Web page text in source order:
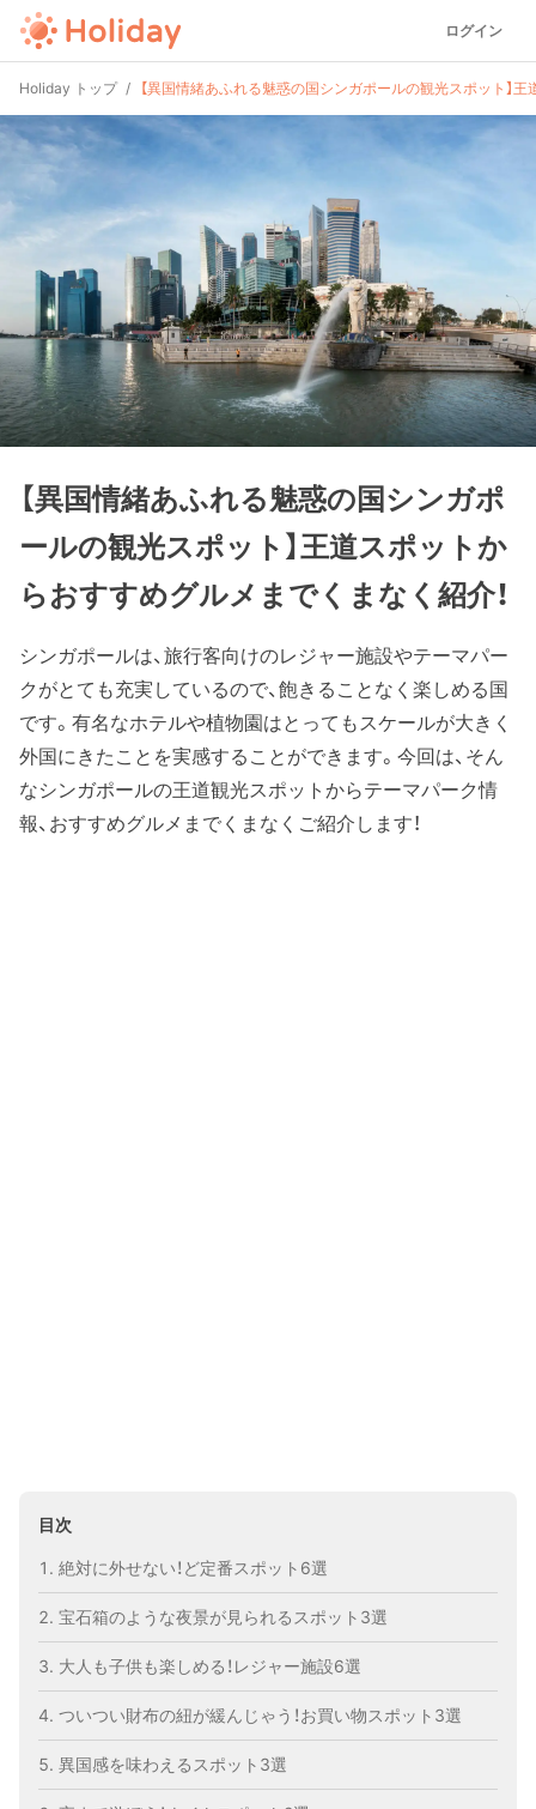
ログイン
Holiday トップ 【異国情緒あふれる魅惑の国シンガポールの観光スポット】
【異国情緒あふれる魅惑の国シンガポ
ールの観光スポット】王道スポットか
らおすすめグルメまでくまなく紹介！
シンガポールは、旅行客向けのレジャー施設やテーマパー
クがとても充実しているので、飽きることなく楽しめる国
です。有名なホテルや植物園はとってもスケールが大きく
外国にきたことを実感することができます。今回は、そん
なシンガポールの王道観光スポットからテーマパーク情
報、おすすめグルメまでくまなくご紹介します！
目次
絶対に外せない！ど定番スポット6選
宝石箱のような夜景が見られるスポット3選
大人も子供も楽しめる！レジャー施設6選
ついつい財布の紐が緩んじゃう！お買い物スポット3選
異国感を味わえるスポット3選